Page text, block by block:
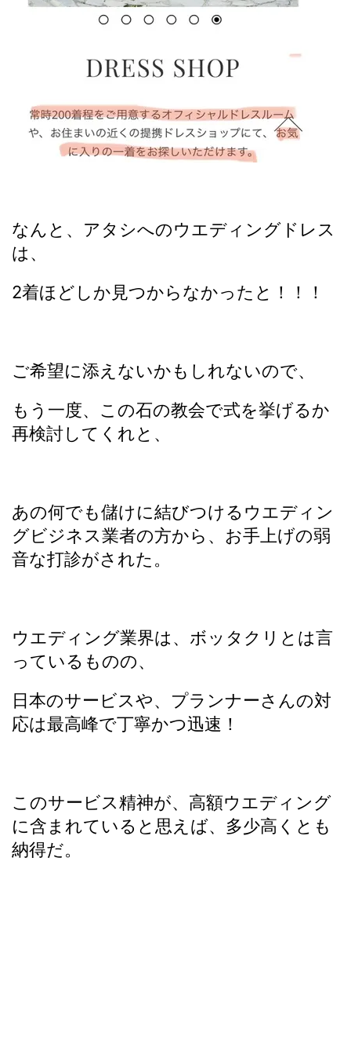
なんと、アタシへのウエディングドレス
は、
2着ほどしか見つからなかったと！！！
ご希望に添えないかもしれないので、
もう一度、この石の教会で式を挙げるか
再検討してくれと、
あの何でも儲けに結びつけるウエディン
グビジネス業者の方から、お手上げの弱
音な打診がされた。
ウエディング業界は、ボッタクリとは言
っているものの、
日本のサービスや、プランナーさんの対
応は最高峰で丁寧かつ迅速！
このサービス精神が、高額ウエディング
に含まれていると思えば、多少高くとも
納得だ。